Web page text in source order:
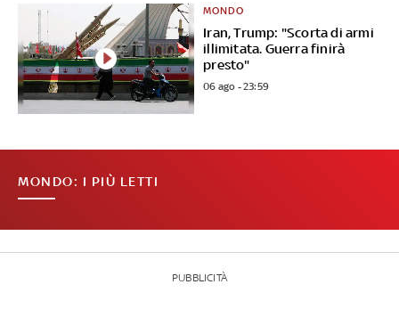
Iran, Trump: "Scorta di armi
illimitata. Guerra finirà
presto"
MONDO
06 ago - 23:59
MONDO: I PIÙ LETTI
PUBBLICITÀ